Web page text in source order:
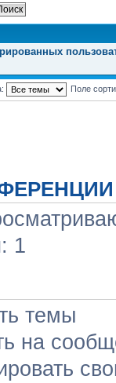
Поле
1
темы
на